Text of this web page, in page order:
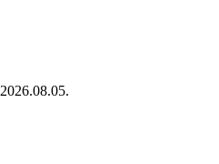
2026.08.05.